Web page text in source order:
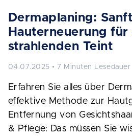
Dermaplaning:
Hauterneuerung für
strahlenden Teint
04.07.2025 • 7 Minuten Lesedauer
Erfahren Sie alles über
effektive Methode zur
Entfernung von
& Pflege: Das müssen Sie